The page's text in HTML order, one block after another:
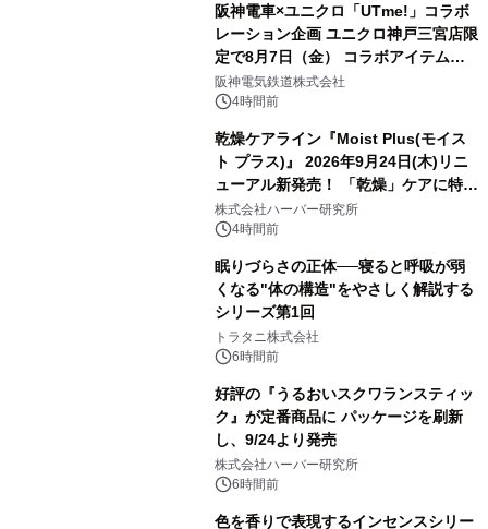
阪神電車×ユニクロ「UTme!」コラボ
レーション企画 ユニクロ神戸三宮店限
定で8月7日（金） コラボアイテムが
発売決定！
阪神電気鉄道株式会社
4時間前
乾燥ケアライン『Moist Plus(モイス
ト プラス)』 2026年9月24日(木)リニ
ューアル新発売！ 「乾燥」ケアに特化
し、ライン使いで潤いに満ちた肌へ
株式会社ハーバー研究所
4時間前
眠りづらさの正体──寝ると呼吸が弱
くなる"体の構造"をやさしく解説する
シリーズ第1回
トラタニ株式会社
6時間前
好評の『うるおいスクワランスティッ
ク』が定番商品に パッケージを刷新
し、9/24より発売
株式会社ハーバー研究所
6時間前
色を香りで表現するインセンスシリー